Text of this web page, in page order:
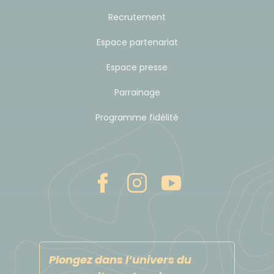
Sur place, les transferts se font en minibus. Portage
des bagages par véhicule type pick-up et/ou
également possible de confier au chameau votre
sac à dos de la journée, si cela peut vous être
La monnaie nationale est le Dinar Jordanien (JOD)(1
JOD = 1.25 EUR environ). Emportez des EUROS et
Pourboires
Recrutement
Espace partenariat
Espace presse
Parrainage
Programme fidélité
Plongez dans l’univers du